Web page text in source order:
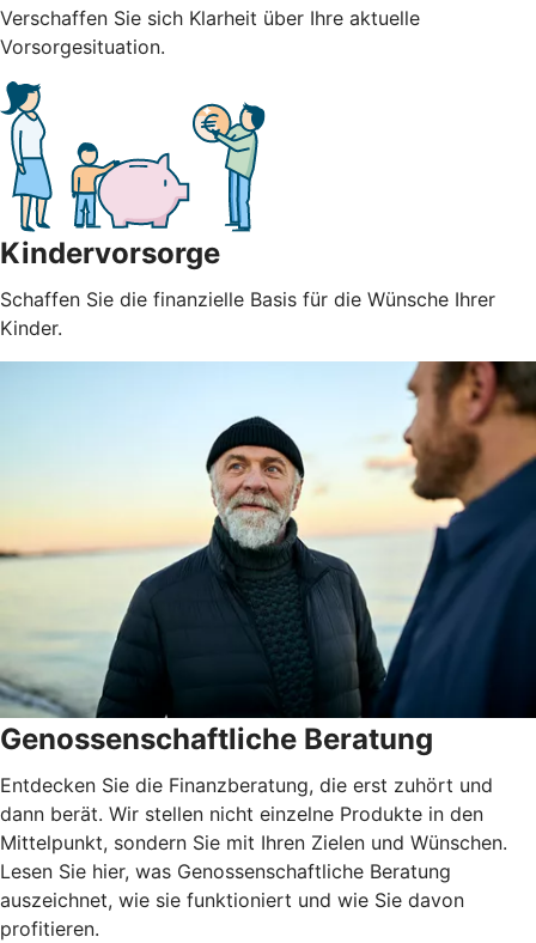
Verschaffen Sie sich Klarheit über Ihre aktuelle
Vorsorgesituation.
Kindervorsorge
Schaffen Sie die finanzielle Basis für die Wünsche Ihrer
Kinder.
Genossenschaftliche Beratung
Entdecken Sie die Finanzberatung, die erst zuhört und
dann berät. Wir stellen nicht einzelne Produkte in den
Mittelpunkt, sondern Sie mit Ihren Zielen und Wünschen.
Lesen Sie hier, was Genossenschaftliche Beratung
auszeichnet, wie sie funktioniert und wie Sie davon
profitieren.